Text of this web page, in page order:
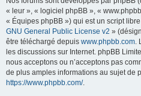
« leur », « logiciel phpBB », «
« Équipes phpBB ») qui est un script
GNU General Public License v2 »
être téléchargé depuis www.phpbb.com.
les discussions sur Internet. phpBB
nous acceptons ou n’acceptons pas
de plus amples informations au sujet de
https://www.phpbb.com/.